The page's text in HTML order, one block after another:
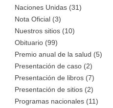
Naciones Unidas (31)
Nota Oficial (3)
Nuestros sitios (10)
Obituario (99)
Premio anual de la salud (5)
Presentación de caso (2)
Presentación de libros (7)
Presentación de sitios (2)
Programas nacionales (11)